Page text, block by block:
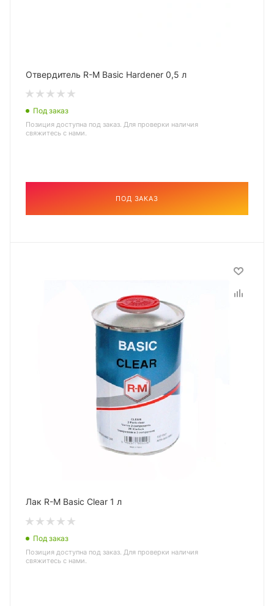
Отвердитель R-M Basic Hardener 0,5 л
Под заказ
Позиция доступна под заказ. Для проверки наличия
свяжитесь с нами.
ПОД ЗАКАЗ
Лак R-M Basic Clear 1 л
Под заказ
Позиция доступна под заказ. Для проверки наличия
свяжитесь с нами.